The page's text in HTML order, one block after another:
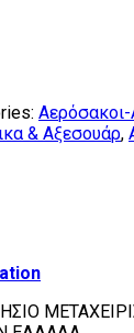
& Αξεσουάρ,